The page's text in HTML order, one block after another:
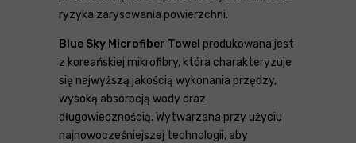
ryzyka zarysowania powierzchni.
Blue Sky Microfiber Towel produkowana jest
z koreańskiej mikrofibry, która charakteryzuje
się najwyższą jakością wykonania przędzy,
wysoką absorpcją wody oraz
długowiecznością. Wytwarzana przy użyciu
najnowocześniejszej technologii, aby